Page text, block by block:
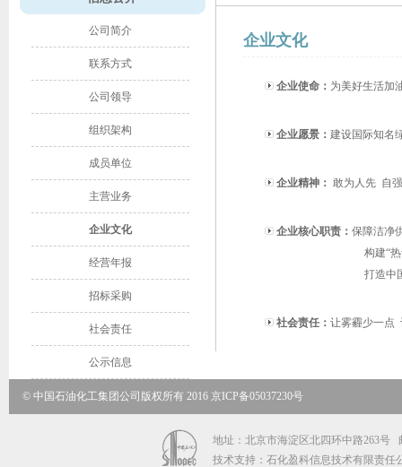
公司简介
联系方式
公司领导
组织架构
成员单位
主营业务
企业文化
经营年报
招标采购
社会责任
公示信息
企业文化
企业使命： 为美好生活加
企业愿景： 建设国际知名
企业精神： 敢为人先 自
企业核心职责： 保障洁净
构建“
打造中
社会责任： 让雾霾少一点
© 中国石油化工集团公司版权所有 2016 京ICP备05037230号
地址：北京市海淀区北四环中路263号
技术支持：石化盈科信息技术有限责任